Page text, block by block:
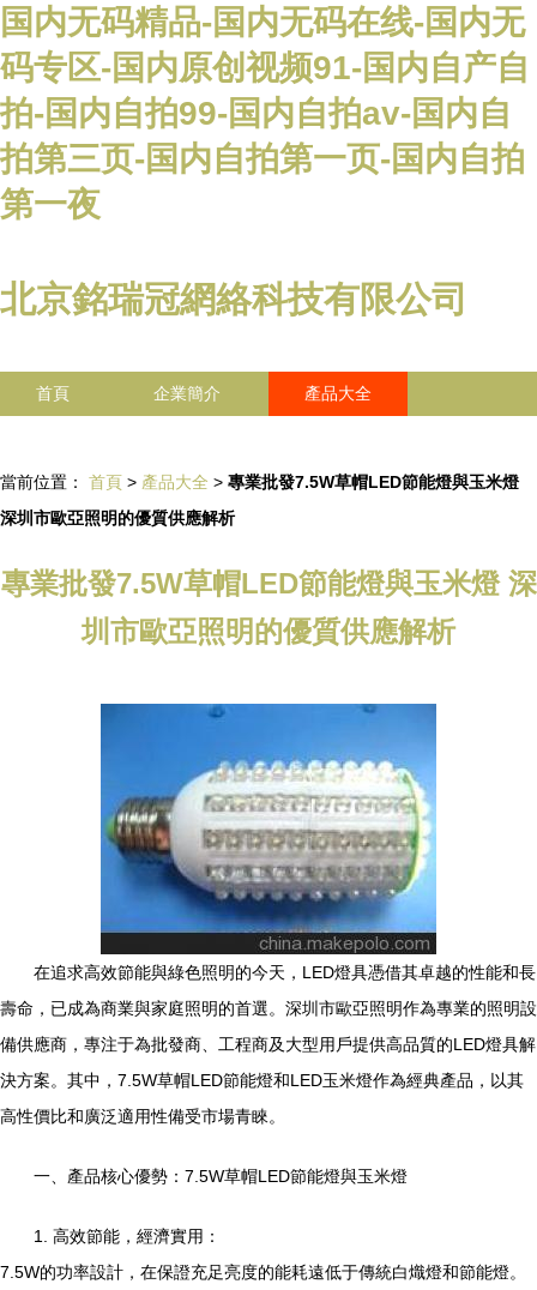
国内无码精品-国内无码在线-国内无
码专区-国内原创视频91-国内自产自
拍-国内自拍99-国内自拍av-国内自
拍第三页-国内自拍第一页-国内自拍
第一夜
北京銘瑞冠網絡科技有限公司
首頁 企業簡介 產品大全
當前位置： 首頁 > 產品大全 > 專業批發7.5W草帽LED節能燈與玉米燈
深圳市歐亞照明的優質供應解析
專業批發7.5W草帽LED節能燈與玉米燈 深
圳市歐亞照明的優質供應解析
在追求高效節能與綠色照明的今天，LED燈具憑借其卓越的性能和長
壽命，已成為商業與家庭照明的首選。深圳市歐亞照明作為專業的照明設
備供應商，專注于為批發商、工程商及大型用戶提供高品質的LED燈具解
決方案。其中，7.5W草帽LED節能燈和LED玉米燈作為經典產品，以其
高性價比和廣泛適用性備受市場青睞。
一、產品核心優勢：7.5W草帽LED節能燈與玉米燈
1. 高效節能，經濟實用：
7.5W的功率設計，在保證充足亮度的能耗遠低于傳統白熾燈和節能燈。